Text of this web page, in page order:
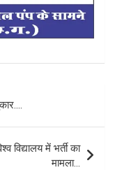
विद्यालय में भर्ती का
मामला…